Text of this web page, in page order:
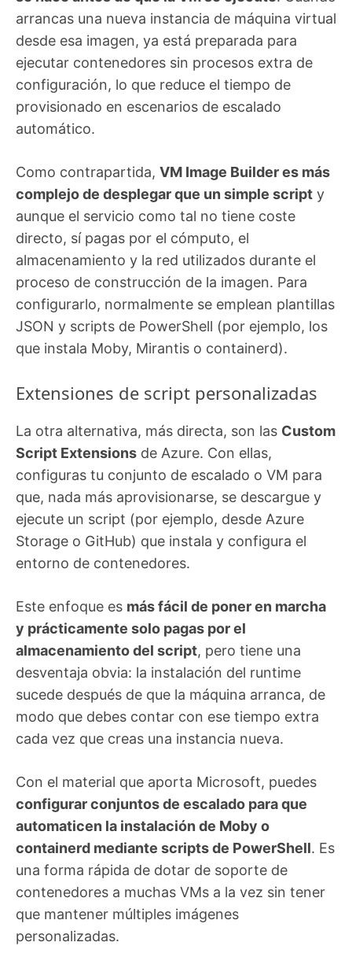
arrancas una nueva instancia de máquina virtual
desde esa imagen, ya está preparada para
ejecutar contenedores sin procesos extra de
configuración, lo que reduce el tiempo de
provisionado en escenarios de escalado
automático.
Como contrapartida, VM Image Builder es más
complejo de desplegar que un simple script y
aunque el servicio como tal no tiene coste
directo, sí pagas por el cómputo, el
almacenamiento y la red utilizados durante el
proceso de construcción de la imagen. Para
configurarlo, normalmente se emplean plantillas
JSON y scripts de PowerShell (por ejemplo, los
que instala Moby, Mirantis o containerd).
Extensiones de script personalizadas
La otra alternativa, más directa, son las Custom
Script Extensions de Azure. Con ellas,
configuras tu conjunto de escalado o VM para
que, nada más aprovisionarse, se descargue y
ejecute un script (por ejemplo, desde Azure
Storage o GitHub) que instala y configura el
entorno de contenedores.
Este enfoque es más fácil de poner en marcha
y prácticamente solo pagas por el
almacenamiento del script, pero tiene una
desventaja obvia: la instalación del runtime
sucede después de que la máquina arranca, de
modo que debes contar con ese tiempo extra
cada vez que creas una instancia nueva.
Con el material que aporta Microsoft, puedes
configurar conjuntos de escalado para que
automaticen la instalación de Moby o
containerd mediante scripts de PowerShell. Es
una forma rápida de dotar de soporte de
contenedores a muchas VMs a la vez sin tener
que mantener múltiples imágenes
personalizadas.